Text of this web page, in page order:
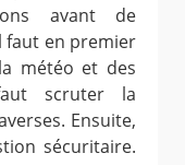
avant de
faut en premier
météo et des
scruter la
Ensuite,
sécuritaire.